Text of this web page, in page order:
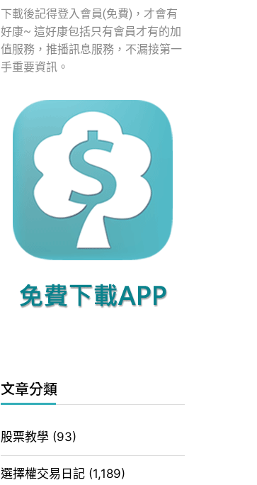
下載後記得登入會員(免費)，才會有
好康~ 這好康包括只有會員才有的加
值服務，推播訊息服務，不漏接第一
手重要資訊。
文章分類
股票教學 (93)
選擇權交易日記 (1,189)